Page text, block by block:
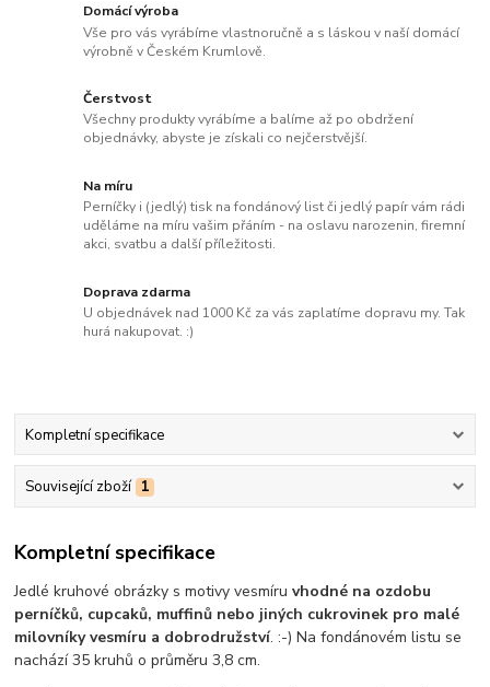
Domácí výroba
Vše pro vás vyrábíme vlastnoručně a s láskou v naší domácí
výrobně v Českém Krumlově.
Čerstvost
Všechny produkty vyrábíme a balíme až po obdržení
objednávky, abyste je získali co nejčerstvější.
Na míru
Perníčky i (jedlý) tisk na fondánový list či jedlý papír vám rádi
uděláme na míru vašim přáním - na oslavu narozenin, firemní
akci, svatbu a další příležitosti.
Doprava zdarma
U objednávek nad 1000 Kč za vás zaplatíme dopravu my. Tak
hurá nakupovat. :)
Kompletní specifikace
Související zboží 1
Kompletní specifikace
Jedlé kruhové obrázky s motivy vesmíruvhodné na ozdobu
perníčků, cupcaků, muffinů nebo jiných cukrovinek pro malé
milovníky vesmíru a dobrodružství. :-) Na fondánovém listu se
nachází 35 kruhů o průměru 3,8 cm.